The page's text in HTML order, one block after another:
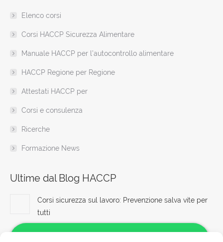
new
window
new
window
new
windowwindowwindowwindow
new
Elenco corsi
Corsi HACCP Sicurezza Alimentare
Manuale HACCP per l’autocontrollo alimentare
HACCP Regione per Regione
Attestati HACCP per
Corsi e consulenza
Ricerche
Formazione News
Ultime dal Blog HACCP
Corsi sicurezza sul lavoro: Prevenzione salva vite per
tutti